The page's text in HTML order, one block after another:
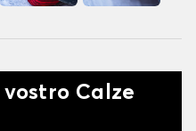
Calze